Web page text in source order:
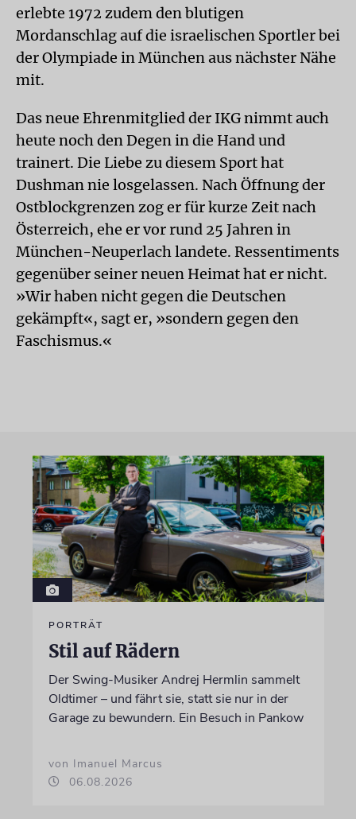
erlebte 1972 zudem den blutigen
Mordanschlag auf die israelischen Sportler bei
der Olympiade in München aus nächster Nähe
mit.
Das neue Ehrenmitglied der IKG nimmt auch
heute noch den Degen in die Hand und
trainert. Die Liebe zu diesem Sport hat
Dushman nie losgelassen. Nach Öffnung der
Ostblockgrenzen zog er für kurze Zeit nach
Österreich, ehe er vor rund 25 Jahren in
München-Neuperlach landete. Ressentiments
gegenüber seiner neuen Heimat hat er nicht.
»Wir haben nicht gegen die Deutschen
gekämpft«, sagt er, »sondern gegen den
Faschismus.«
PORTRÄT
Stil auf Rädern
Der Swing-Musiker Andrej Hermlin sammelt
Oldtimer – und fährt sie, statt sie nur in der
Garage zu bewundern. Ein Besuch in Pankow
von Imanuel Marcus
06.08.2026